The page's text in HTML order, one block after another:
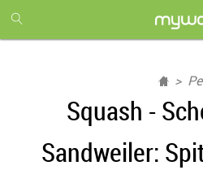
month
free
Squash -
Sandweiler: